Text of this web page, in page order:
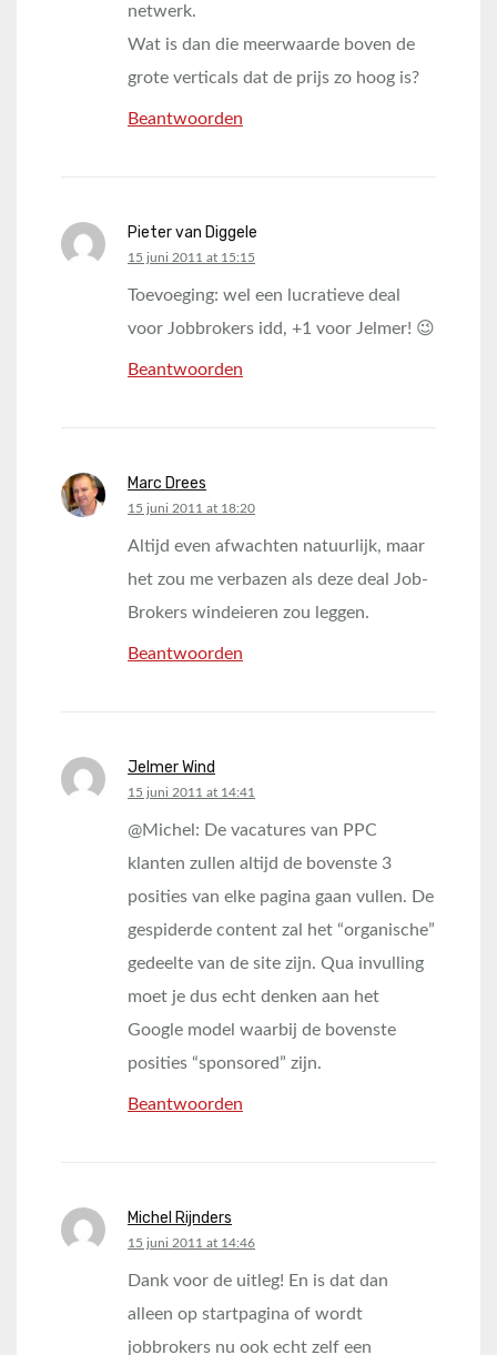
netwerk.
Wat is dan die meerwaarde boven de
grote verticals dat de prijs zo hoog is?
Beantwoorden
Pieter van Diggele
says:
15 juni 2011 at 15:15
Toevoeging: wel een lucratieve deal
voor Jobbrokers idd, +1 voor Jelmer! 😉
Beantwoorden
Marc Drees
says:
15 juni 2011 at 18:20
Altijd even afwachten natuurlijk, maar
het zou me verbazen als deze deal Job-
Brokers windeieren zou leggen.
Beantwoorden
Jelmer Wind
says:
15 juni 2011 at 14:41
@Michel: De vacatures van PPC
klanten zullen altijd de bovenste 3
posities van elke pagina gaan vullen. De
gespiderde content zal het “organische”
gedeelte van de site zijn. Qua invulling
moet je dus echt denken aan het
Google model waarbij de bovenste
posities “sponsored” zijn.
Beantwoorden
Michel Rijnders
says:
15 juni 2011 at 14:46
Dank voor de uitleg! En is dat dan
alleen op startpagina of wordt
jobbrokers nu ook echt zelf een